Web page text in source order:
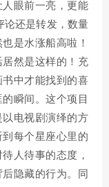
眼前一亮，更能
论还是转发，数量
是水涨船高啦！
然是这样的！充
中才能找到的喜
瞬间。这个项目
电视剧演绎的方
每个星座心里的
人待事的态度，
隐藏的行为。同